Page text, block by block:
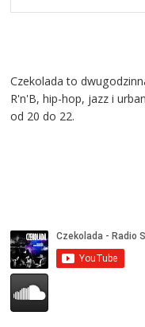
Czekolada to
R'n'B, hip-hop, jazz i
od 20 do 22.